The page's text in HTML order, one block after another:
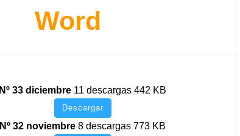
Word
Nº 33 diciembre 11 descargas 442 KB
Descargar
Nº 32 noviembre 8 descargas 773 KB